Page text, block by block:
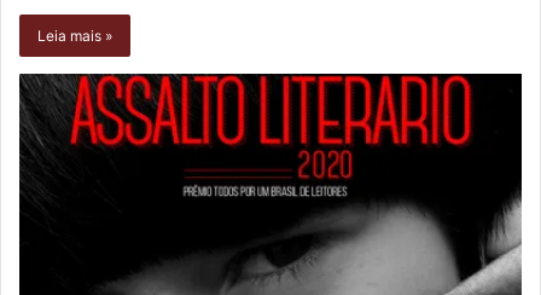
Leia mais »